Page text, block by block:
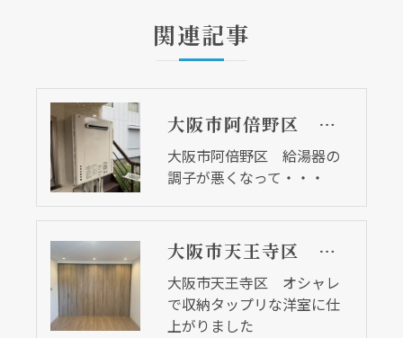
関連記事
大阪市阿倍野区 給湯器の調子が悪くなって・・・
大阪市阿倍野区 給湯器の
調子が悪くなって・・・
大阪市天王寺区 オシャレで収納タップリな洋室に仕上がりました
大阪市天王寺区 オシャレ
で収納タップリな洋室に仕
上がりました